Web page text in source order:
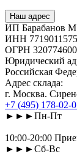
Наш адрес
ИП Барабанов
ИНН
ОГРН
Юридический
Российская
Адрес склада:
г. Москва.
+7 (495) 178-02-
►►►Пн-Пт
10:00-20:00
►►►Сб-Вс